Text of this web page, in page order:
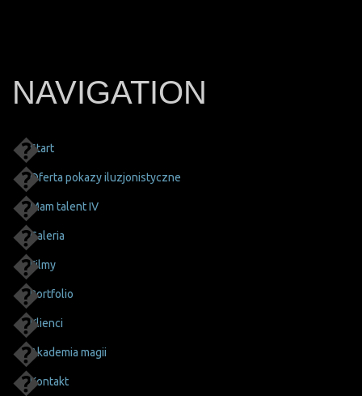
NAVIGATION
Start
Oferta pokazy iluzjonistyczne
Mam talent IV
Galeria
Filmy
Portfolio
Klienci
Akademia magii
Kontakt